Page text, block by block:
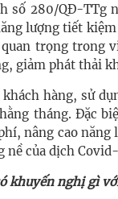
số 280/QĐ-TTg
lượng tiết
quan trọng trong
giảm phát thải
hàng, sử
tháng. Đặc
nâng cao
nề của dịch
khuyến nghị gì